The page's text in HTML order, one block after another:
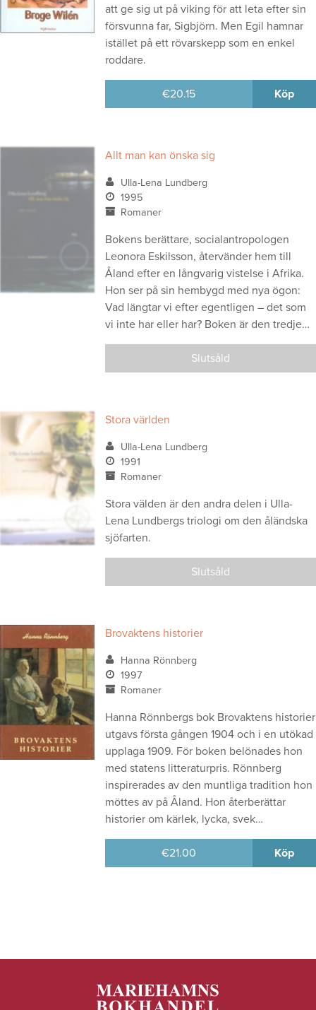
att ge sig ut på viking för att leta efter sin
försvunna far, Sigbjörn. Men Egil hamnar
istället på ett rövarskepp som en enkel
roddare.
€20.15 Köp
Allt man kan önska sig
Ulla-Lena Lundberg
1995
Romaner
Bokens berättare, socialantropologen
Leonora Eskilsson, återvänder hem till
Åland efter en långvarig vistelse i Afrika.
Hon ser på sin hembygd med nya ögon:
Vad längtar vi efter egentligen – det som
vi inte har eller har? Boken är den tredje…
Slutsåld
Stora världen
Ulla-Lena Lundberg
1991
Romaner
Stora välden är den andra delen i Ulla-
Lena Lundbergs triologi om den åländska
sjöfarten.
Slutsåld
Brovaktens historier
Hanna Rönnberg
1997
Romaner
Hanna Rönnbergs bok Brovaktens historier
utgavs första gången 1904 och i en utökad
upplaga 1909. För boken belönades hon
med statens litteraturpris. Rönnberg
inspirerades av den muntliga tradition hon
möttes av på Åland. Hon återberättar
historier om kärlek, lycka, svek…
€21.00 Köp